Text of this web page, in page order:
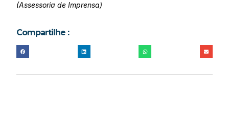
(Assessoria de Imprensa)
Compartilhe :